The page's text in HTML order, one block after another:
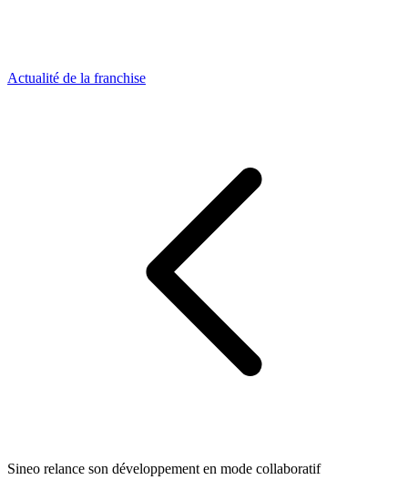
Actualité de la franchise
Sineo relance son développement en mode collaboratif